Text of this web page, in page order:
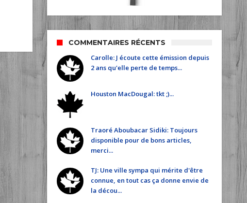
COMMENTAIRES RÉCENTS
Carolle: J écoute cette émission depuis
2 ans qu'elle perte de temps...
Houston MacDougal: tkt ;)...
Traoré Aboubacar Sidiki: Toujours
disponible pour de bons articles,
merci...
TJ: Une ville sympa qui mérite d'être
connue, en tout cas ça donne envie de
la décou...